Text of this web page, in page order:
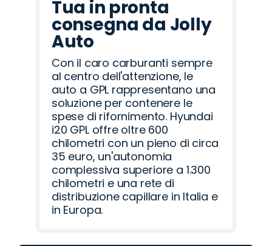
Tua in pronta
consegna da Jolly
Auto
Con il caro carburanti sempre
al centro dell'attenzione, le
auto a GPL rappresentano una
soluzione per contenere le
spese di rifornimento. Hyundai
i20 GPL offre oltre 600
chilometri con un pieno di circa
35 euro, un'autonomia
complessiva superiore a 1.300
chilometri e una rete di
distribuzione capillare in Italia e
in Europa.